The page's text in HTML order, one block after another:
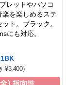
レットやパソコ
楽を楽しめるステ
ト。ブラック。
にも対応。
¥3,400）